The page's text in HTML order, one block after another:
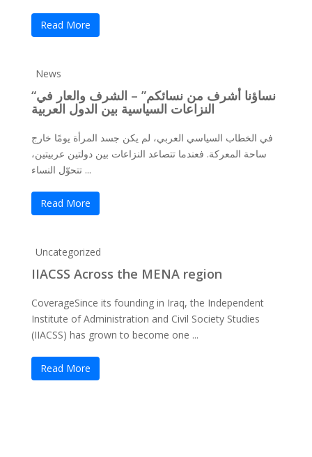
Read More
News
“نساؤنا أشرف من نسائكم” – الشرف والعار في
النزاعات السياسية بين الدول العربية
في الخطاب السياسي العربي، لم يكن جسد المرأة يومًا خارج
ساحة المعركة. فعندما تتصاعد النزاعات بين دولتين عربيتين،
تتحوّل النساء ...
Read More
Uncategorized
IIACSS Across the MENA region
CoverageSince its founding in Iraq, the Independent
Institute of Administration and Civil Society Studies
(IIACSS) has grown to become one ...
Read More